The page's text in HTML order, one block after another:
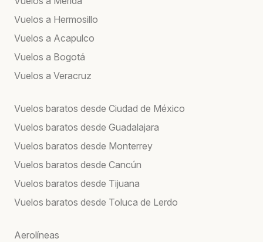
Vuelos a Hermosillo
Vuelos a Acapulco
Vuelos a Bogotá
Vuelos a Veracruz
Vuelos baratos desde Ciudad de México
Vuelos baratos desde Guadalajara
Vuelos baratos desde Monterrey
Vuelos baratos desde Cancún
Vuelos baratos desde Tijuana
Vuelos baratos desde Toluca de Lerdo
Aerolíneas